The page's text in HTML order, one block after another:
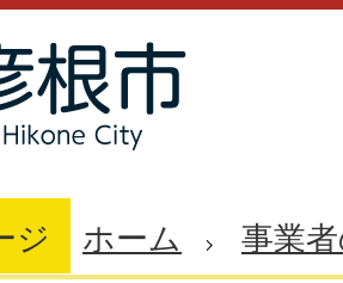
ジ ホーム 事業